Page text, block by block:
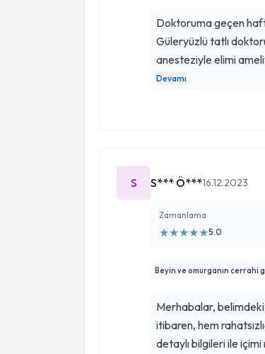
Doktoruma geçen
Güleryüzlü tatlı
anesteziyle elimi
en kısa zamanda
Devamı
S S*** Ö***16.12.2023
Zamanlama
★★★★★5.0
Beyin ve omurganın cerrahi
Merhabalar, belimdeki
itibaren, hem
detaylı bilgileri ile